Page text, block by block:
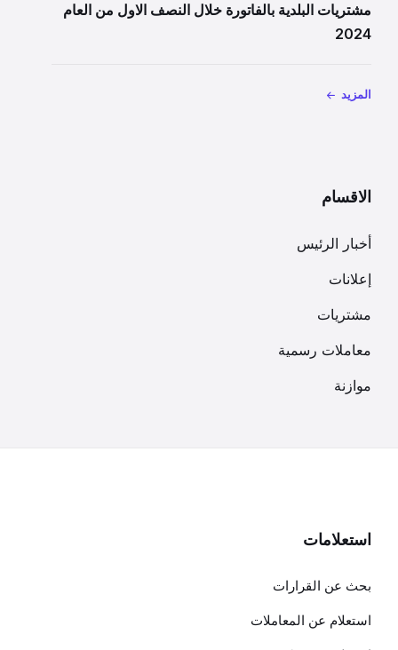
مشتريات البلدية بالفاتورة خلال النصف الاول من العام
2024
المزيد
الاقسام
أخبار الرئيس
إعلانات
مشتريات
معاملات رسمية
موازنة
استعلامات
بحث عن القرارات
استعلام عن المعاملات